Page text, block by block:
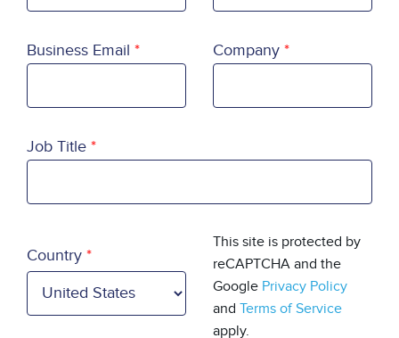
Business Email Company
Job Title
Country
This site is protected by
reCAPTCHA and the
Google Privacy Policy
and Terms of Service
apply.